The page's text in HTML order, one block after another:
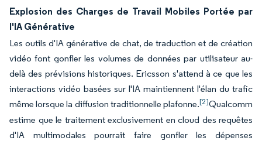
Explosion des Charges de Travail Mobiles Portée par
l'IA Générative
Les outils d'IA générative de chat, de traduction et de création
vidéo font gonfler les volumes de données par utilisateur au-
delà des prévisions historiques. Ericsson s'attend à ce que les
interactions vidéo basées sur l'IA maintiennent l'élan du trafic
même lorsque la diffusion traditionnelle plafonne.[2]Qualcomm
estime que le traitement exclusivement en cloud des requêtes
d'IA multimodales pourrait faire gonfler les dépenses